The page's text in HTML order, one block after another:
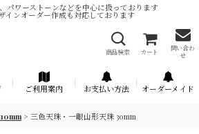
パワーストーンなどを中心に扱っております
インオーダー作成も対応しております
商品検索 カート
問い合わ
せ
ご利用案内 お支払い方法 オーダーメイド
> 三色天珠・一眼山形天珠 30mm